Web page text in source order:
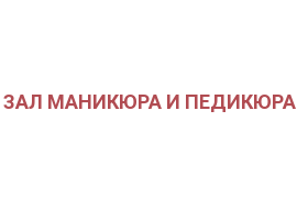
ЗАЛ МАНИКЮРА И ПЕДИКЮРА